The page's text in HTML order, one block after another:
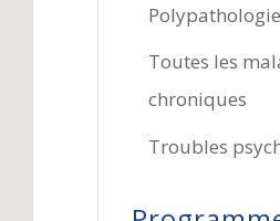
Polypathologie
Toutes les
chroniques
Troubles